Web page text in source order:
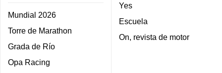
Mundial 2026
Torre de Marathon
Grada de Río
Opa Racing
Yes
Escuela
On, revista de motor